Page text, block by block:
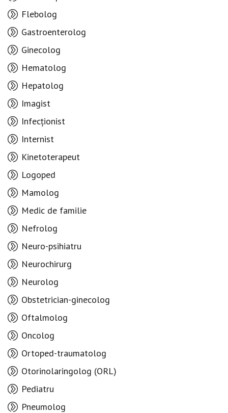
Flebolog
Gastroenterolog
Ginecolog
Hematolog
Hepatolog
Imagist
Infecționist
Internist
Kinetoterapeut
Logoped
Mamolog
Medic de familie
Nefrolog
Neuro-psihiatru
Neurochirurg
Neurolog
Obstetrician-ginecolog
Oftalmolog
Oncolog
Ortoped-traumatolog
Otorinolaringolog (ORL)
Pediatru
Pneumolog